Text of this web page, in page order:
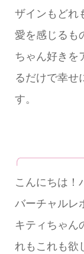
ザインもどれ
愛を感じるも
ちゃん好きを
るだけで幸せ
す。
こんにちは！
バーチャルレ
キティちゃん
れもこれも欲